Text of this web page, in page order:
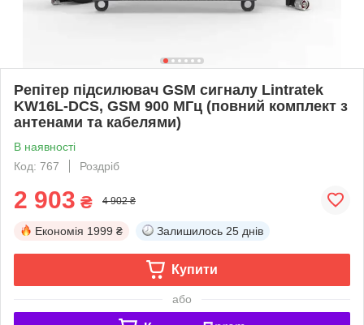
Репітер підсилювач GSM сигналу Lintratek
KW16L-DCS, GSM 900 МГц (повний комплект з
антенами та кабелями)
В наявності
Код: 767
Роздріб
2 903 ₴ 4 902 ₴
Економія 1999 ₴ Залишилось 25 днів
Купити
або